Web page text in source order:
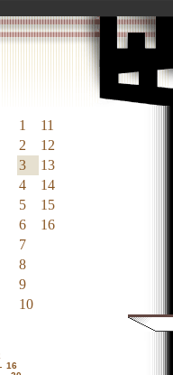
1
11
2
12
3
13
4
14
5
15
6
16
7
8
9
10